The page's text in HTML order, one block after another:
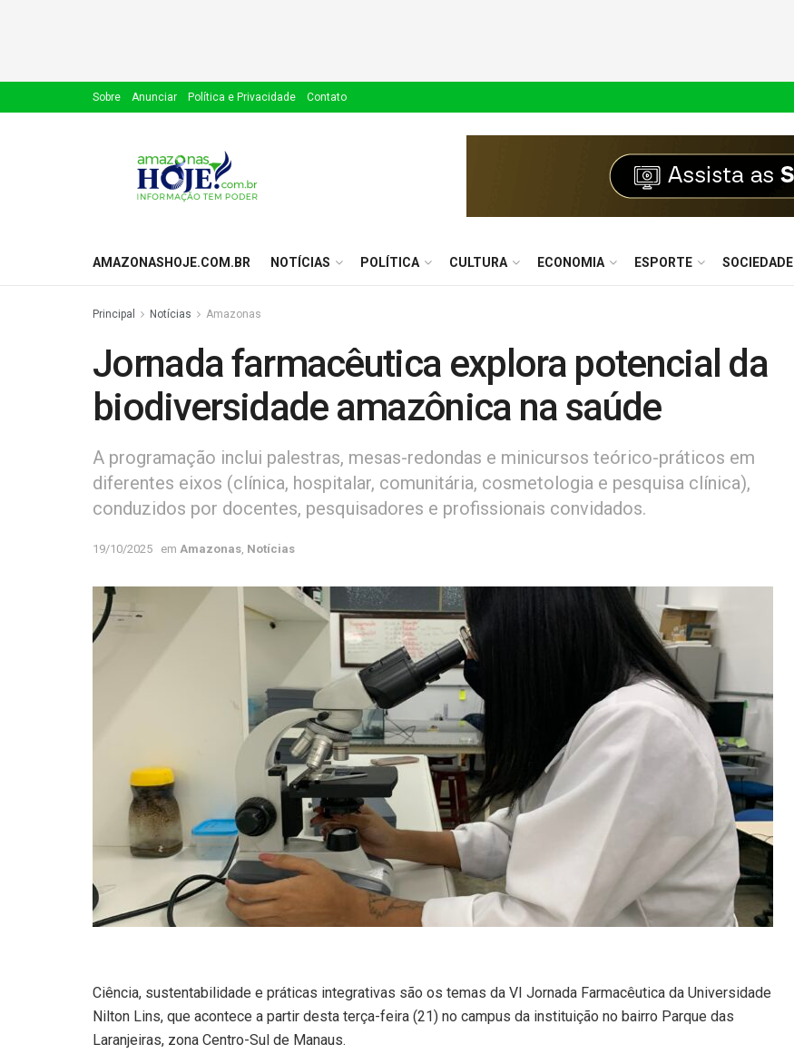
Sobre Anunciar Política e Privacidade Contato
AMAZONASHOJE.COM.BR NOTÍCIAS POLÍTICA CULTURA ECONOMIA ESPORTE SOCIEDADE
Principal Notícias Amazonas
Jornada farmacêutica explora potencial da
biodiversidade amazônica na saúde
A programação inclui palestras, mesas-redondas e minicursos teórico-práticos em
diferentes eixos (clínica, hospitalar, comunitária, cosmetologia e pesquisa clínica),
conduzidos por docentes, pesquisadores e profissionais convidados.
19/10/2025 em Amazonas Notícias
Ciência, sustentabilidade e práticas integrativas são os temas da VI Jornada Farmacêutica da Universidade
Nilton Lins, que acontece a partir desta terça-feira (21) no campus da instituição no bairro Parque das
Laranjeiras, zona Centro-Sul de Manaus.